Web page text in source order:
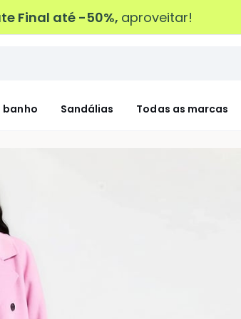
Final até -50%, aproveitar!
banho Sandálias Todas as marcas